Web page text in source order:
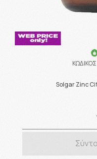
Solgar Zinc